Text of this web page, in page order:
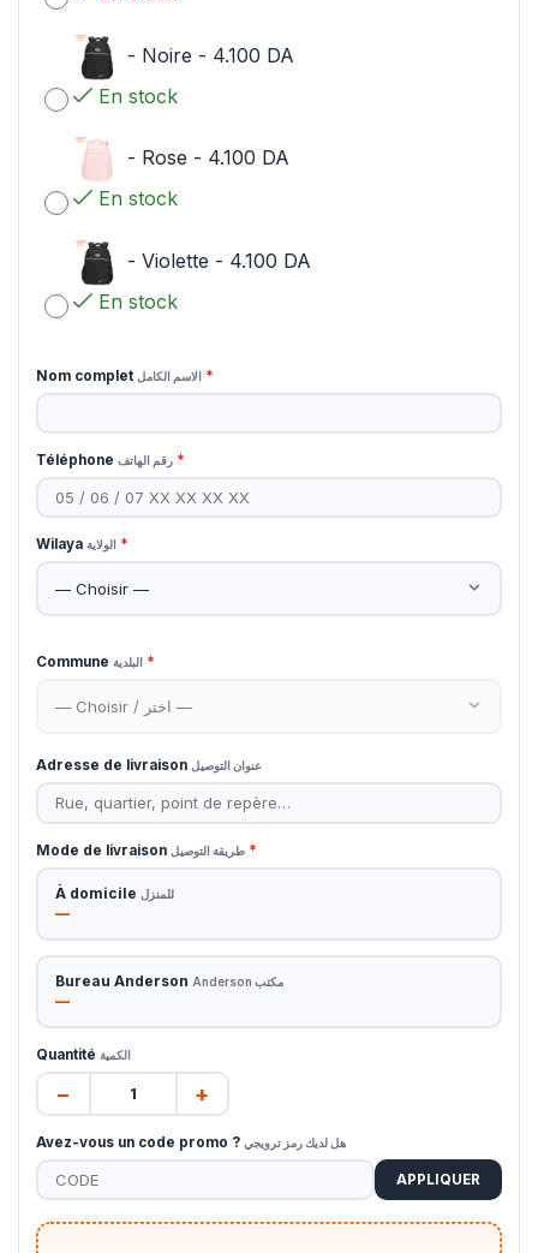
- Noire - 4.100 DA
En stock
- Rose - 4.100 DA
En stock
- Violette - 4.100 DA
En stock
Nom complet الاسم الكامل *
Téléphone رقم الهاتف *
Wilaya الولاية *
Commune البلدية *
Adresse de livraison عنوان التوصيل
Mode de livraison طريقة التوصيل *
À domicile للمنزل
—
Bureau Anderson مكتب Anderson
—
Quantité الكمية
− +
Avez-vous un code promo ? هل لديك رمز ترويجي
APPLIQUER